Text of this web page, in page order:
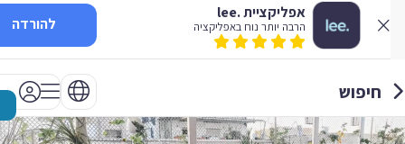
אפליקציית .lee
הרבה יותר נוח באפליקציה להורדה
חיפוש